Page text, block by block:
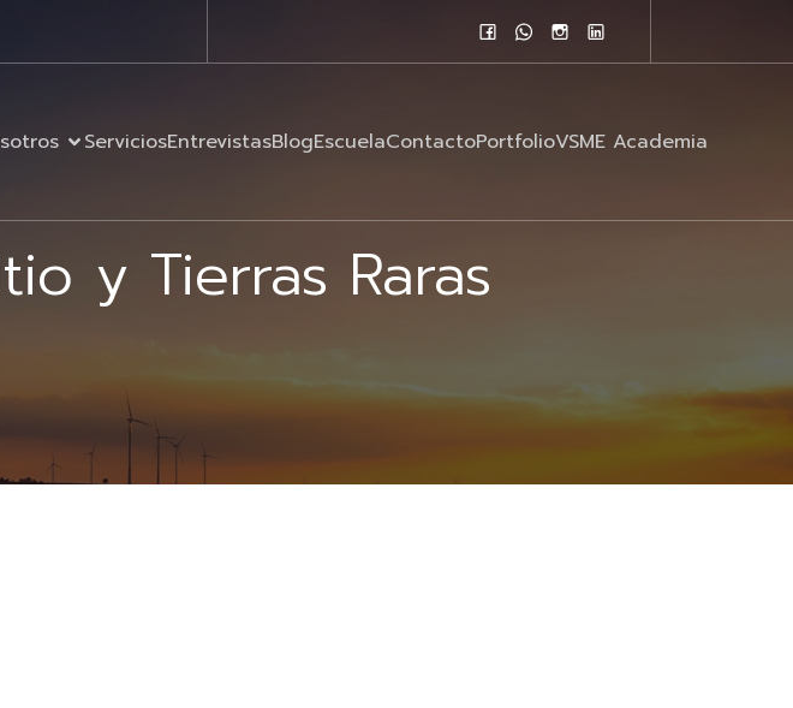
ServiciosEntrevistasBlogEscuelaContactoPortfolioVSME Academia
y Tierras Raras